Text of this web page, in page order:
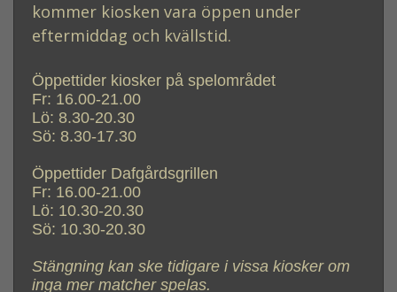
kommer kiosken vara öppen under
eftermiddag och kvällstid.
Öppettider kiosker på spelområdet
Fr: 16.00-21.00
Lö: 8.30-20.30
Sö: 8.30-17.30
Öppettider Dafgårdsgrillen
Fr: 16.00-21.00
Lö: 10.30-20.30
Sö: 10.30-20.30
Stängning kan ske tidigare i vissa kiosker om
inga mer matcher spelas.